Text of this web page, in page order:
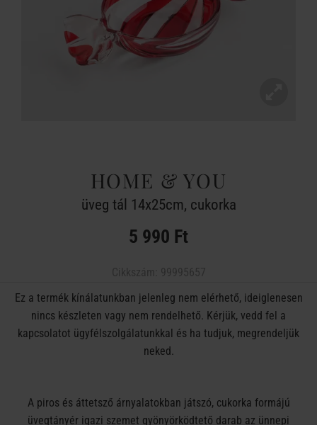
HOME & YOU
üveg tál 14x25cm, cukorka
5 990 Ft
Ez a termék kínálatunkban jelenleg nem elérhető, ideiglenesen
nincs készleten vagy nem rendelhető. Kérjük, vedd fel a
kapcsolatot ügyfélszolgálatunkkal és ha tudjuk, megrendeljük
neked.
A piros és áttetsző árnyalatokban játszó, cukorka formájú
üvegtányér igazi szemet gyönyörködtető darab az ünnepi